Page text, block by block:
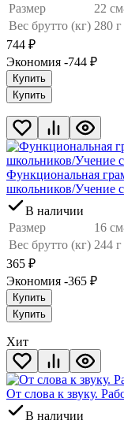
Размер
22
Вес брутто (кг) 280 г
744 ₽
Экономия -744 ₽
Купить
Купить
Функциональная
школьников/Учение
В наличии
Размер
16
Вес брутто (кг) 244 г
365 ₽
Экономия -365 ₽
Купить
Купить
Хит
От слова к звуку.
В наличии